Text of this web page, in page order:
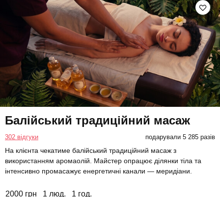
Балійський традиційний масаж
302 відгуки подарували 5 285 разів
На клієнта чекатиме балійський традиційний масаж з
використанням аромаолій. Майстер опрацює ділянки тіла та
інтенсивно промасажує енергетичні канали — меридіани.
2000 грн 1 люд. 1 год.